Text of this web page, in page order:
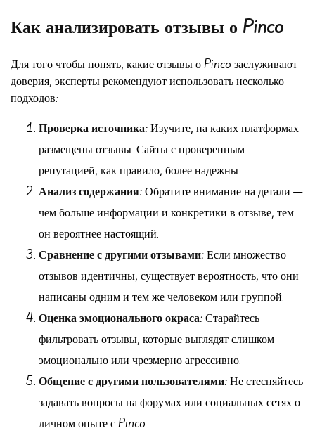
Как анализировать отзывы о Pinco
Для того чтобы понять, какие отзывы о Pinco заслуживают
доверия, эксперты рекомендуют использовать несколько
подходов:
Проверка источника:Изучите, на каких платформах
размещены отзывы. Сайты с проверенным
репутацией, как правило, более надежны.
Анализ содержания:Обратите внимание на детали —
чем больше информации и конкретики в отзыве, тем
он вероятнее настоящий.
Сравнение с другими отзывами:Если множество
отзывов идентичны, существует вероятность, что они
написаны одним и тем же человеком или группой.
Оценка эмоционального окраса:Старайтесь
фильтровать отзывы, которые выглядят слишком
эмоционально или чрезмерно агрессивно.
Общение с другими пользователями:Не стесняйтесь
задавать вопросы на форумах или социальных сетях о
личном опыте с Pinco.